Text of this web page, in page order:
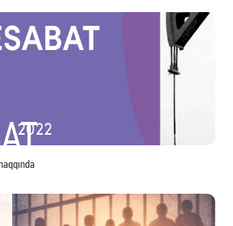
POTENSİAL VƏ ƏNGƏLLƏR